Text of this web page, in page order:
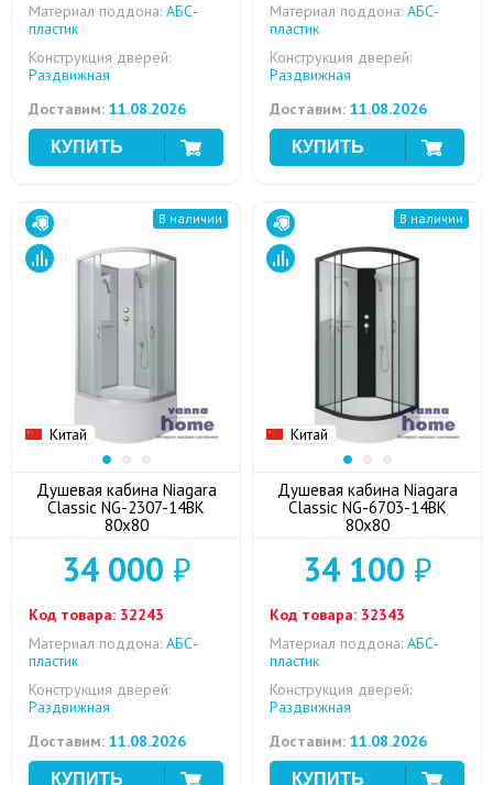
Материал поддона: АБС-
пластик
Конструкция дверей:
Раздвижная
Доставим: 11.08.2026
Материал поддона: АБС-
пластик
Конструкция дверей:
Раздвижная
Доставим: 11.08.2026
Китай
В наличии
Душевая кабина Niagara
Classic NG-2307-14BK
80x80
34 000 ₽
Код товара: 32243
Материал поддона: АБС-
пластик
Конструкция дверей:
Раздвижная
Доставим: 11.08.2026
Китай
В наличии
Душевая кабина Niagara
Classic NG-6703-14BK
80x80
34 100 ₽
Код товара: 32343
Материал поддона: АБС-
пластик
Конструкция дверей:
Раздвижная
Доставим: 11.08.2026